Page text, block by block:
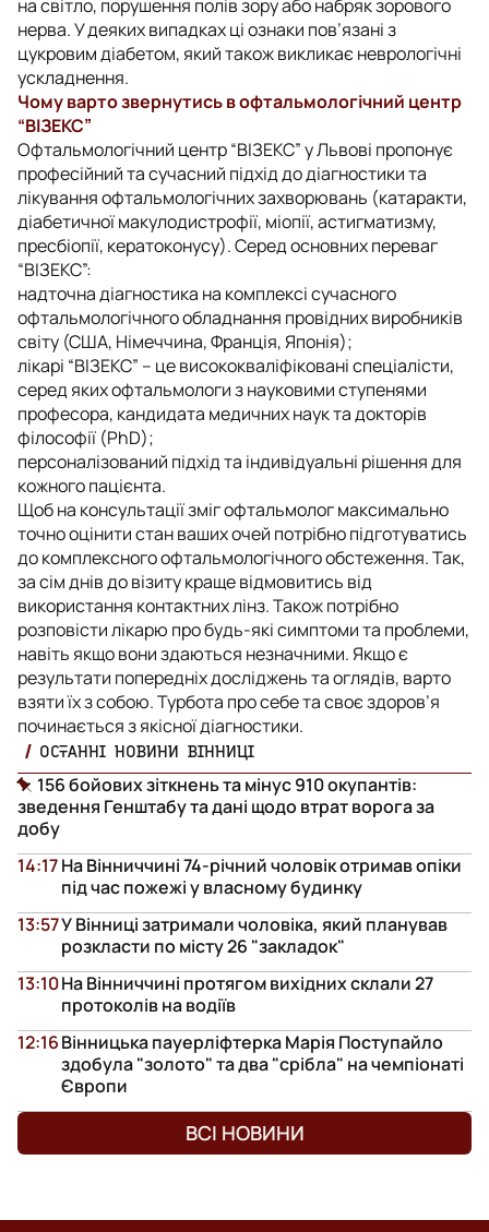
на світло, порушення полів зору або набряк зорового
нерва. У деяких випадках ці ознаки пов’язані з
цукровим діабетом, який також викликає неврологічні
ускладнення.
Чому варто звернутись в офтальмологічний центр
“ВІЗЕКС”
Офтальмологічний центр “ВІЗЕКС” у Львові пропонує
професійний та сучасний підхід до діагностики та
лікування офтальмологічних захворювань (катаракти,
діабетичної макулодистрофії, міопії, астигматизму,
пресбіопії, кератоконусу). Серед основних переваг
“ВІЗЕКС”:
надточна діагностика на комплексі сучасного
офтальмологічного обладнання провідних виробників
світу (США, Німеччина, Франція, Японія);
лікарі “ВІЗЕКС” – це висококваліфіковані спеціалісти,
серед яких офтальмологи з науковими ступенями
професора, кандидата медичних наук та докторів
філософії (PhD);
персоналізований підхід та індивідуальні рішення для
кожного пацієнта.
Щоб на консультації зміг офтальмолог максимально
точно оцінити стан ваших очей потрібно підготуватись
до комплексного офтальмологічного обстеження. Так,
за сім днів до візиту краще відмовитись від
використання контактних лінз. Також потрібно
розповісти лікарю про будь-які симптоми та проблеми,
навіть якщо вони здаються незначними. Якщо є
результати попередніх досліджень та оглядів, варто
взяти їх з собою. Турбота про себе та своє здоров’я
починається з якісної діагностики.
ОСТАННІ НОВИНИ ВІННИЦІ
156 бойових зіткнень та мінус 910 окупантів:
зведення Генштабу та дані щодо втрат ворога за
добу
На Вінниччині 74-річний чоловік отримав опіки
під час пожежі у власному будинку
14:17
У Вінниці затримали чоловіка, який планував
розкласти по місту 26 "закладок"
13:57
На Вінниччині протягом вихідних склали 27
протоколів на водіїв
13:10
Вінницька пауерліфтерка Марія Поступайло
здобула "золото" та два "срібла" на чемпіонаті
Європи
12:16
ВСІ НОВИНИ